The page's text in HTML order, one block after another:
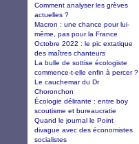
Comment analyser les grèves
actuelles ?
Macron : une chance pour lui-
même, pas pour la France
Octobre 2022 : le pic extatique
des maîtres chanteurs
La bulle de sottise écologiste
commence-t-elle enfin à percer ?
Le cauchemar du Dr
Choronchon
Écologie délirante : entre boy
scoutisme et bureaucratie
Quand le journal le Point
divague avec des économistes
socialistes